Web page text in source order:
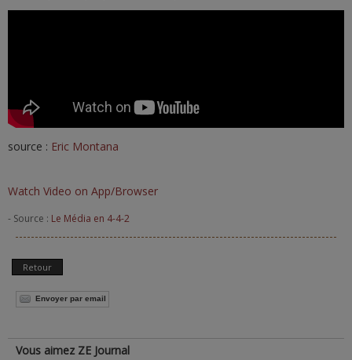
source : Eric Montana
Watch Video on App/Browser
- Source : Le Média en 4-4-2
Retour
Envoyer par email
Vous aimez ZE Journal